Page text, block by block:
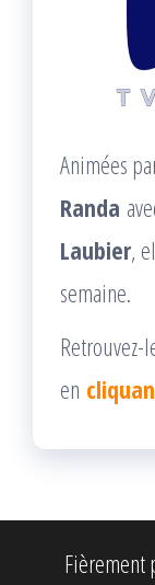
Animées
Randa
Laubier,
semaine.
en
Fièrement